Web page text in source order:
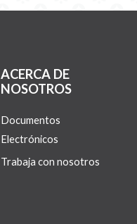
ACERCA DE
NOSOTROS
Documentos
Electrónicos
Trabaja con nosotros